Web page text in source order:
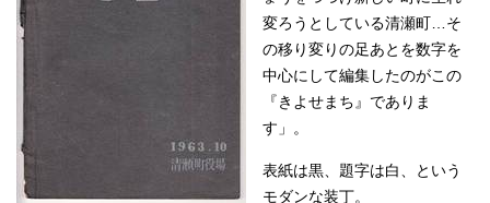
変ろうとしている清瀬町…そ
の移り変りの足あとを数字を
中心にして編集したのがこの
『きよせまち』でありま
す」。
表紙は黒、題字は白、という
モダンな装丁。